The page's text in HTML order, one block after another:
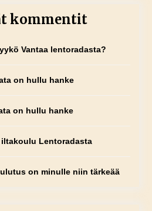
kommentit
Vantaa lentoradasta?
on hullu hanke
on hullu hanke
iltakoulu Lentoradasta
on minulle niin tärkeää